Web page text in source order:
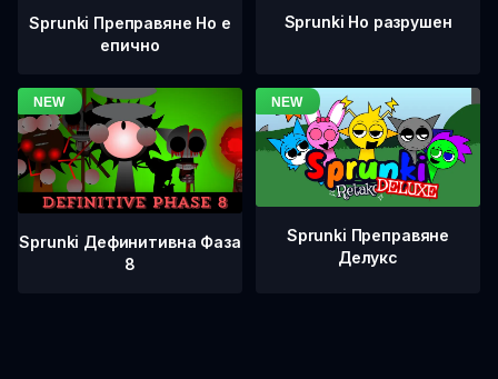
Sprunki Преправяне Но е
епично
Sprunki Но разрушен
Sprunki Дефинитивна Фаза
8
Sprunki Преправяне
Делукс